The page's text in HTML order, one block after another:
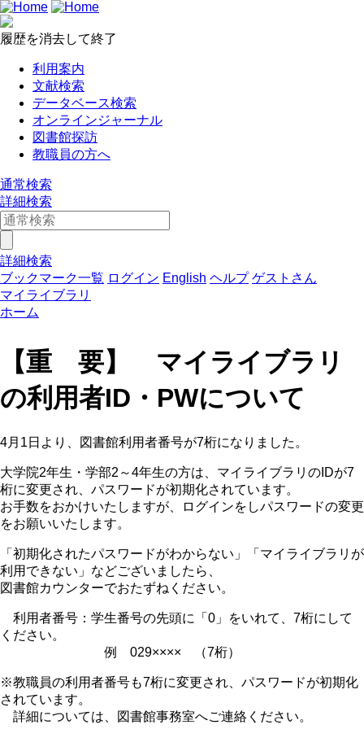
履歴を消去して終了
利用案内
文献検索
データベース検索
オンラインジャーナル
図書館探訪
教職員の方へ
通常検索
詳細検索
詳細検索
ブックマーク一覧 ログイン English ヘルプ ゲストさん
マイライブラリ
ホーム
【重 要】 マイライブラリ
の利用者ID・PWについて
4月1日より、図書館利用者番号が7桁になりました。
大学院2年生・学部2～4年生の方は、マイライブラリのIDが7
桁に変更され、パスワードが初期化されています。
お手数をおかけいたしますが、ログインをしパスワードの変更
をお願いいたします。
「初期化されたパスワードがわからない」「マイライブラリが
利用できない」などございましたら、
図書館カウンターでおたずねください。
利用者番号：学生番号の先頭に「0」をいれて、7桁にして
ください。
例 029×××× （7桁）
※教職員の利用者番号も7桁に変更され、パスワードが初期化
されています。
詳細については、図書館事務室へご連絡ください。